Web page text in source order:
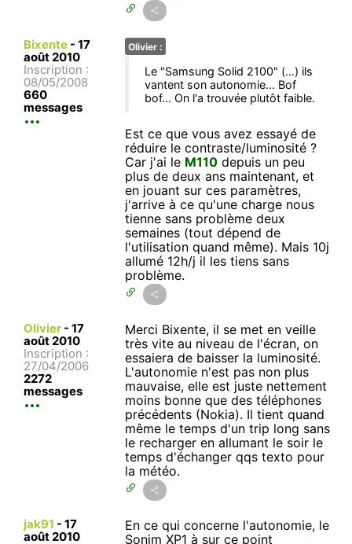
Bixente - 17
août 2010
Inscription :
08/05/2008
660
messages
Olivier :
Le "Samsung Solid 2100" (...) ils
vantent son autonomie... Bof
bof... On l'a trouvée plutôt faible.
Est ce que vous avez essayé de
réduire le contraste/luminosité ?
Car j'ai le M110 depuis un peu
plus de deux ans maintenant, et
en jouant sur ces paramètres,
j'arrive à ce qu'une charge nous
tienne sans problème deux
semaines (tout dépend de
l'utilisation quand même). Mais 10j
allumé 12h/j il les tiens sans
problème.
Olivier - 17
août 2010
Inscription :
27/04/2006
2272
messages
Merci Bixente, il se met en veille
très vite au niveau de l'écran, on
essaiera de baisser la luminosité.
L'autonomie n'est pas non plus
mauvaise, elle est juste nettement
moins bonne que des téléphones
précédents (Nokia). Il tient quand
même le temps d'un trip long sans
le recharger en allumant le soir le
temps d'échanger qqs texto pour
la météo.
jak91 - 17
août 2010
En ce qui concerne l'autonomie, le
Sonim XP1 à sur ce point